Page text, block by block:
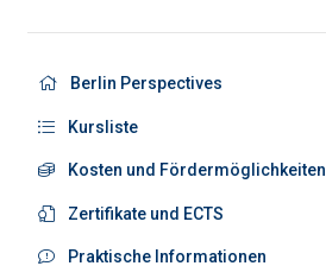
Berlin Perspectives
Kursliste
Kosten und Fördermöglichkeiten
Zertifikate und ECTS
Praktische Informationen